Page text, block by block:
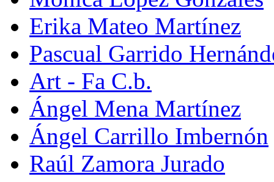
Erika Mateo Martínez
Pascual Garrido
Art - Fa C.b.
Ángel Mena Martínez
Ángel Carrillo Imbernón
Raúl Zamora Jurado